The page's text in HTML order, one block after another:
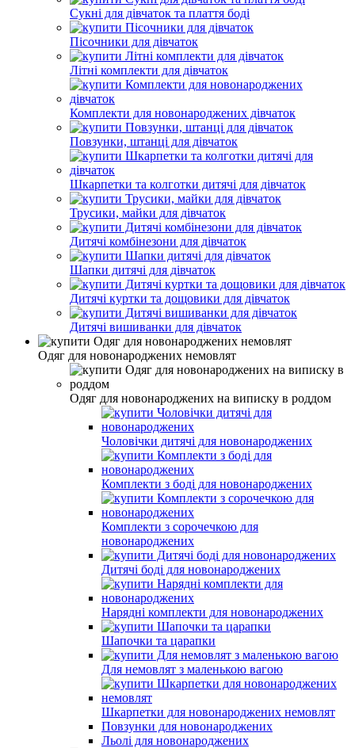
Сукні для дівчаток та плаття боді
Пісочники для дівчаток
Літні комплекти для дівчаток
Комплекти для новонароджених дівчаток
Повзунки, штанці для дівчаток
Шкарпетки та колготки дитячі для дівчаток
Трусики, майки для дівчаток
Дитячі комбінезони для дівчаток
Шапки дитячі для дівчаток
Дитячі куртки та дощовики для дівчаток
Дитячі вишиванки для дівчаток
Одяг для новонароджених немовлят
Одяг для новонароджених на виписку в роддом
Чоловічки дитячі для новонароджених
Комплекти з боді для новонароджених
Комплекти з сорочечкою для
новонароджених
Дитячі боді для новонароджених
Нарядні комплекти для новонароджених
Шапочки та царапки
Для немовлят з маленькою вагою
Шкарпетки для новонароджених немовлят
Повзунки для новонароджених
Льолі для новонароджених